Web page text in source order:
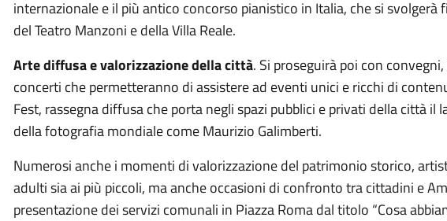
internazionale e il più antico concorso pianistico in Italia, che si svolgerà
del Teatro Manzoni e della Villa Reale.
Arte diffusa e valorizzazione della città. Si proseguirà poi con
concerti che permetteranno di assistere ad eventi unici e ricchi di
Fest, rassegna diffusa che porta negli spazi pubblici e privati della città il
della fotografia mondiale come Maurizio Galimberti.
Numerosi anche i momenti di valorizzazione del patrimonio storico,
adulti sia ai più piccoli, ma anche occasioni di confronto tra cittadini e
presentazione dei servizi comunali in Piazza Roma dal titolo “Cosa